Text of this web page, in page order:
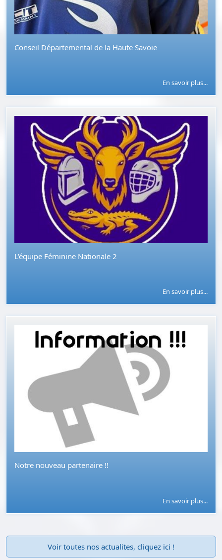
Conseil Départemental de la Haute Savoie
En savoir plus...
L'équipe Féminine Nationale 2
En savoir plus...
Notre nouveau partenaire !!
En savoir plus...
Voir toutes nos actualites, cliquez ici !